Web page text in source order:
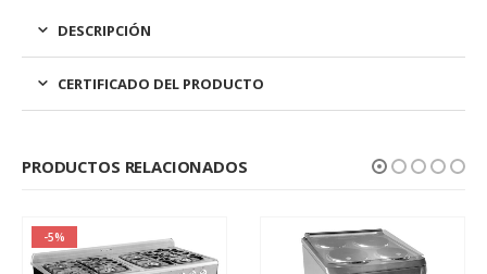
DESCRIPCIÓN
CERTIFICADO DEL PRODUCTO
PRODUCTOS RELACIONADOS
-5%